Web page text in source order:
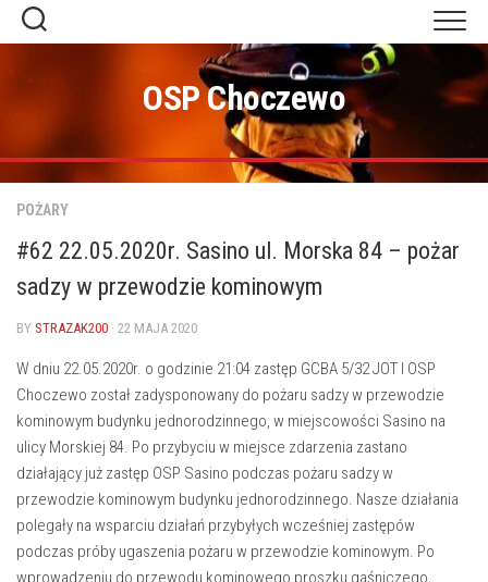
Skip
OSP Choczewo
POŻARY
#62 22.05.2020r. Sasino ul. Morska 84 – pożar
sadzy w przewodzie kominowym
BY STRAZAK200 · 22 MAJA 2020
W dniu 22.05.2020r. o godzinie 21:04 zastęp GCBA 5/32 JOT I OSP
Choczewo został zadysponowany do pożaru sadzy w przewodzie
kominowym budynku jednorodzinnego, w miejscowości Sasino na
ulicy Morskiej 84. Po przybyciu w miejsce zdarzenia zastano
działający już zastęp OSP Sasino podczas pożaru sadzy w
przewodzie kominowym budynku jednorodzinnego. Nasze działania
polegały na wsparciu działań przybyłych wcześniej zastępów
podczas próby ugaszenia pożaru w przewodzie kominowym. Po
wprowadzeniu do przewodu kominowego proszku gaśniczego,